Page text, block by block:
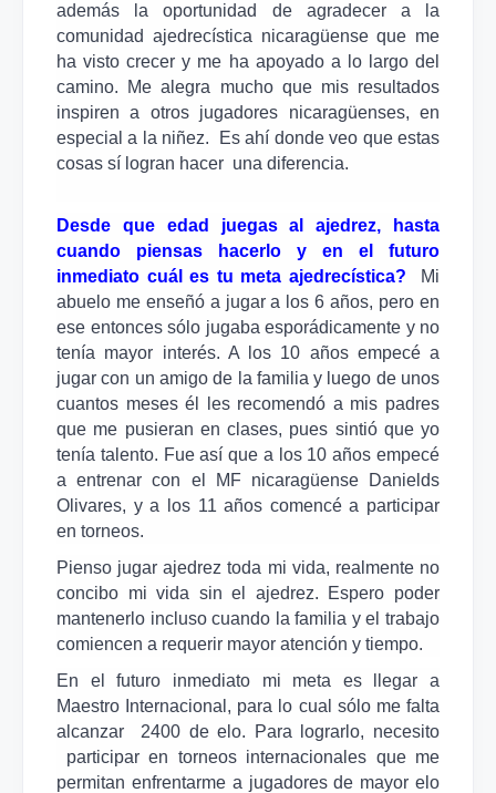
además la oportunidad de agradecer a la
comunidad ajedrecística nicaragüense que me
ha visto crecer y me ha apoyado a lo largo del
camino. Me alegra mucho que mis resultados
inspiren a otros jugadores nicaragüenses, en
especial a la niñez. Es ahí donde veo que estas
cosas sí logran hacer una diferencia.
Desde que edad juegas al ajedrez, hasta
cuando piensas hacerlo y en el futuro
inmediato cuál es tu meta ajedrecística? Mi
abuelo me enseñó a jugar a los 6 años, pero en
ese entonces sólo jugaba esporádicamente y no
tenía mayor interés. A los 10 años empecé a
jugar con un amigo de la familia y luego de unos
cuantos meses él les recomendó a mis padres
que me pusieran en clases, pues sintió que yo
tenía talento. Fue así que a los 10 años empecé
a entrenar con el MF nicaragüense Danields
Olivares, y a los 11 años comencé a participar
en torneos.
Pienso jugar ajedrez toda mi vida, realmente no
concibo mi vida sin el ajedrez. Espero poder
mantenerlo incluso cuando la familia y el trabajo
comiencen a requerir mayor atención y tiempo.
En el futuro inmediato mi meta es llegar a
Maestro Internacional, para lo cual sólo me falta
alcanzar 2400 de elo. Para lograrlo, necesito
participar en torneos internacionales que me
permitan enfrentarme a jugadores de mayor elo